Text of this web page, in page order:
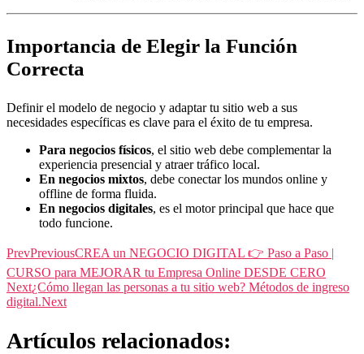
Importancia de Elegir la Función
Correcta
Definir el modelo de negocio y adaptar tu sitio web a sus
necesidades específicas es clave para el éxito de tu empresa.
Para negocios físicos, el sitio web debe complementar la
experiencia presencial y atraer tráfico local.
En negocios mixtos, debe conectar los mundos online y
offline de forma fluida.
En negocios digitales, es el motor principal que hace que
todo funcione.
PrevPreviousCREA un NEGOCIO DIGITAL 👉 Paso a Paso |
CURSO para MEJORAR tu Empresa Online DESDE CERO
Next¿Cómo llegan las personas a tu sitio web? Métodos de ingreso
digital.Next
Artículos relacionados: